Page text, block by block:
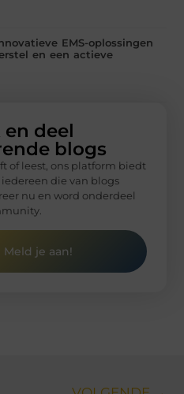
EMS-oplossingen
en een actieve
deel
blogs
of leest, ons platform biedt
die van blogs
nu en word onderdeel
Meld je aan!